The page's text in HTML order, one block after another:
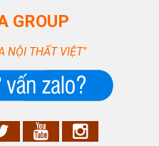
GROUP
NỘI THẤT VIỆT"